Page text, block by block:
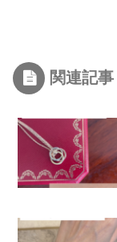
関連記事